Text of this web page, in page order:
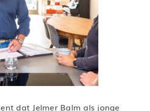
dat Jelmer Balm als jonge